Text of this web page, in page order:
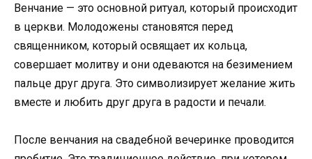
Венчание — это основной ритуал, который происходит
в церкви. Молодожены становятся перед
священником, который освящает их кольца,
совершает молитву и они одеваются на безимением
пальце друг друга. Это символизирует желание жить
вместе и любить друг друга в радости и печали.
После венчания на свадебной вечеринке проводится